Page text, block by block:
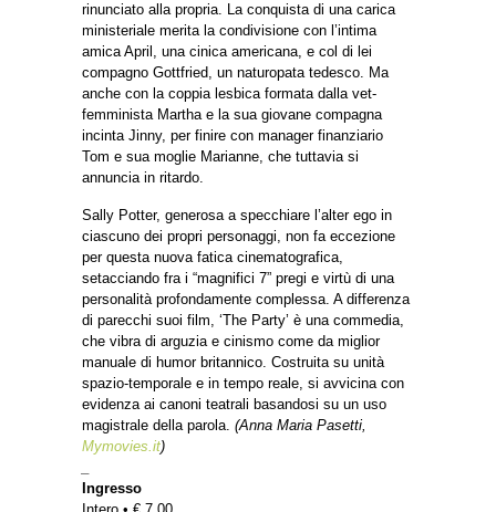
rinunciato alla propria. La conquista di una carica
ministeriale merita la condivisione con l’intima
amica April, una cinica americana, e col di lei
compagno Gottfried, un naturopata tedesco. Ma
anche con la coppia lesbica formata dalla vet-
femminista Martha e la sua giovane compagna
incinta Jinny, per finire con manager finanziario
Tom e sua moglie Marianne, che tuttavia si
annuncia in ritardo.
Sally Potter, generosa a specchiare l’alter ego in
ciascuno dei propri personaggi, non fa eccezione
per questa nuova fatica cinematografica,
setacciando fra i “magnifici 7” pregi e virtù di una
personalità profondamente complessa. A differenza
di parecchi suoi film, ‘The Party’ è una commedia,
che vibra di arguzia e cinismo come da miglior
manuale di humor britannico. Costruita su unità
spazio-temporale e in tempo reale, si avvicina con
evidenza ai canoni teatrali basandosi su un uso
magistrale della parola. (Anna Maria Pasetti,
Mymovies.it)
Ingresso